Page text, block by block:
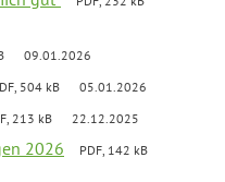
09.01.2026
504 kB 05.01.2026
213 kB 22.12.2025
2026
PDF, 142 kB